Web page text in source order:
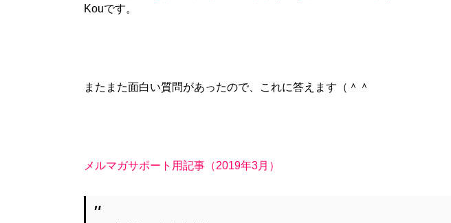
Kouです。
またまた面白い質問があったので、これに答えます（＾＾
メルマガサポート用記事（2019年3月）